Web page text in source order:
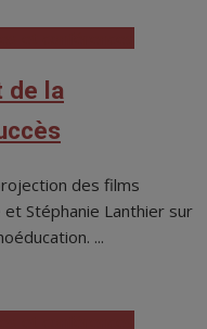
de la
des films
Stéphanie Lanthier sur
...